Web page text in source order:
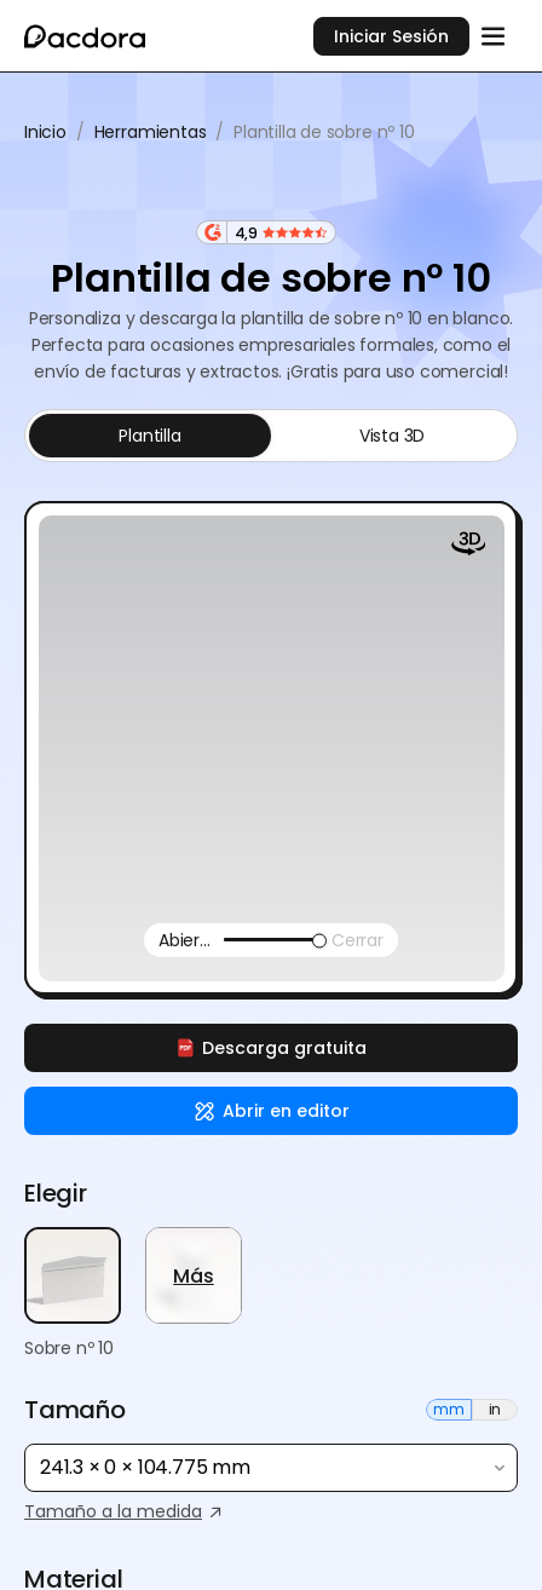
Iniciar Sesión
Inicio / Herramientas / Plantilla de sobre nº 10
4,9
Plantilla de sobre nº 10
Personaliza y descarga la plantilla de sobre nº 10 en blanco.
Perfecta para ocasiones empresariales formales, como el
envío de facturas y extractos. ¡Gratis para uso comercial!
Descarga gratuita
Abrir en editor
Plantilla Vista 3D
Abierto Cerrar
Elegir
Sobre nº 10
Más
Tamaño mm in
241.3 × 0 × 104.775 mm
Tamaño a la medida
Material